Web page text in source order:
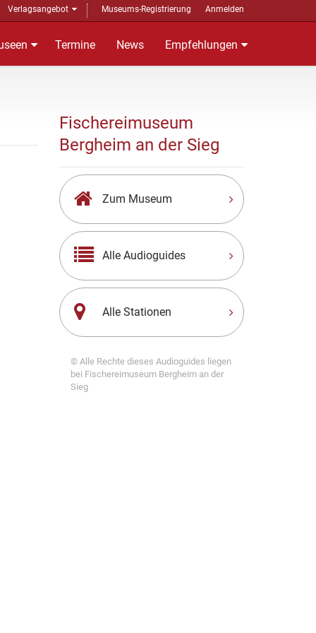
Verlagsangebot Museums-Registrierung Anmelden
Termine News Empfehlungen
Fischereimuseum
Bergheim an der Sieg
Zum Museum
Alle Audioguides
Alle Stationen
© Alle Rechte dieses Audioguides liegen
bei Fischereimuseum Bergheim an der
Sieg